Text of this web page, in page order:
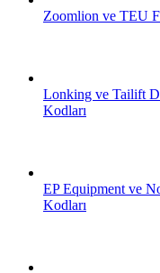
Zoomlion ve TEU
Lonking ve Tailift
Kodları
EP Equipment ve
Kodları